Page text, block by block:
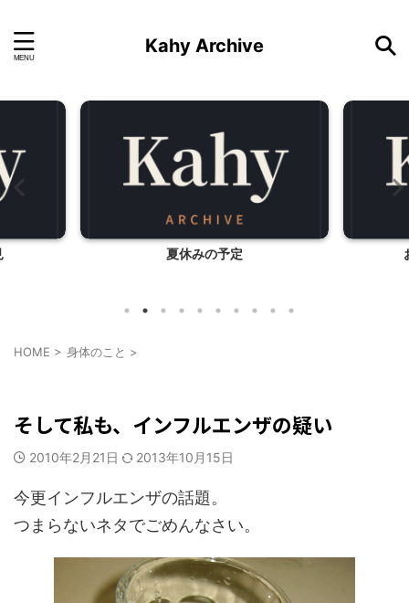
Kahy Archive
おやつ遊び（アメ編）
HOME > 身体のこと >
そして私も、インフルエンザの疑い
2010年2月21日 2013年10月15日
今更インフルエンザの話題。
つまらないネタでごめんなさい。